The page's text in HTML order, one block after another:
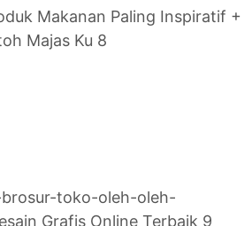
Makanan Paling Inspiratif +
Majas Ku 8
toko-oleh-oleh-
Grafis Online Terbaik 9